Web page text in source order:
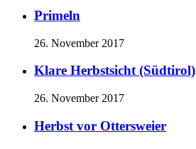
Primeln
26. November 2017
Klare Herbstsicht (Südtirol)
26. November 2017
Herbst vor Ottersweier